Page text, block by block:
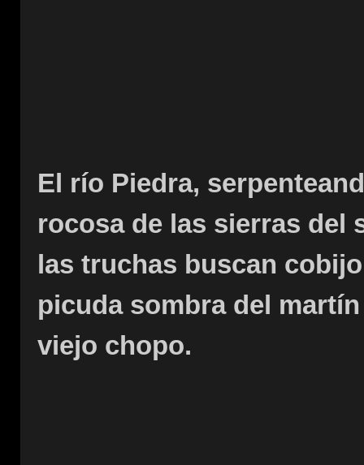
El río Piedra,
rocosa de las sierras del
las truchas buscan
picuda sombra del
viejo chopo.